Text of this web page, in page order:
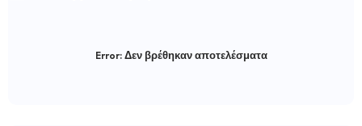
Error:Δεν βρέθηκαν αποτελέσματα